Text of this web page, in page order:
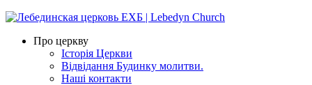
Про церкву
Історія Церкви
Відвідання Будинку молитви.
Наші контакти